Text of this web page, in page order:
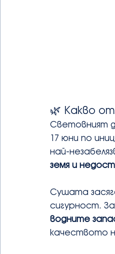
🌿 Какво
Световният
17 юни по
най-
земя и
Сушата
сигурност.
водните
качеството